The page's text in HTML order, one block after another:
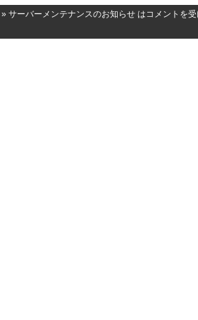
» サーバーメンテナンスのお知らせ はコメントを